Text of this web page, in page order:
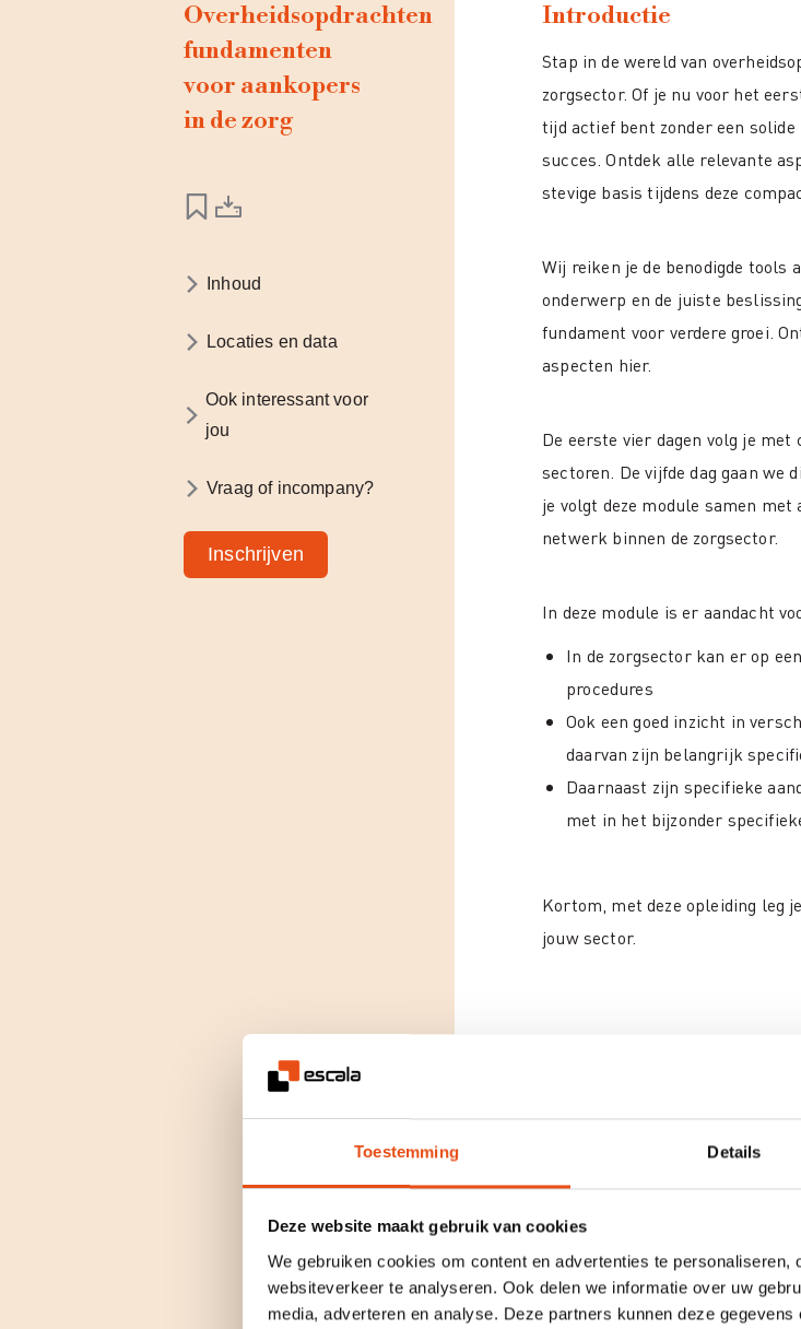
Toestemming Details
Deze website maakt gebruik van cookies
We gebruiken cookies om content en advertenties te
websiteverkeer te analyseren. Ook delen we informatie over uw
media, adverteren en analyse. Deze partners kunnen deze
Overheidsopdrachten
fundamenten
voor aankopers
in de zorg
Inhoud
Locaties en data
Ook interessant voor
jou
Vraag of incompany?
Inschrijven
Introductie
Stap in de wereld van
zorgsector. Of je nu voor het
tijd actief bent zonder een
succes. Ontdek alle relevante
stevige basis tijdens deze
Wij reiken je de benodigde tools
onderwerp en de juiste
fundament voor verdere groei.
aspecten hier.
De eerste vier dagen volg je met
sectoren. De vijfde dag gaan we
je volgt deze module samen
netwerk binnen de zorgsector.
In deze module is er aandacht
In de zorgsector kan er op
procedures
Ook een goed inzicht in
daarvan zijn belangrijk
Daarnaast zijn specifieke
met in het bijzonder
Kortom, met deze opleiding leg
jouw sector.
Belangrijke begrippen en
Huidige wetgeving
op te zoeken en te
Verschillende stappen van
uitvoering.